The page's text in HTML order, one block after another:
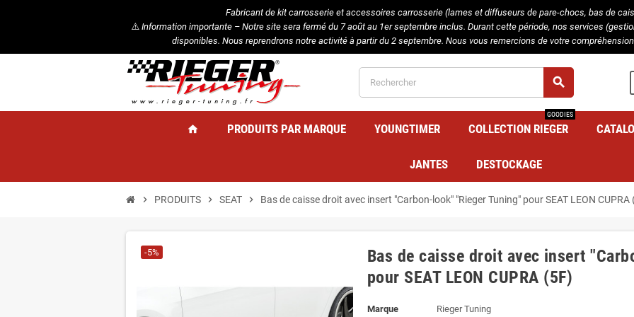
Fabricant de kit carrosserie et accessoires carrosserie (lames et diffuseurs de pare-chocs, bas de
⚠️ Information importante – Notre site sera fermé du 7 août au 1er septembre inclus. Durant cette période, nos services
disponibles. Nous reprendrons notre activité à partir du 2 septembre. Nous vous remercions de votre
search
home PRODUITS PAR MARQUE YOUNGTIMER COLLECTION RIEGER
GOODIES
JANTES DESTOCKAGE
chevron_right PRODUITS chevron_right SEAT chevron_right Bas de caisse droit avec insert "Carbon-look" "Rieger Tuning" pour SEAT LEON CUPRA
-5%
Bas de caisse droit avec insert
pour SEAT LEON CUPRA (5F)
Marque
Rieger Tuning